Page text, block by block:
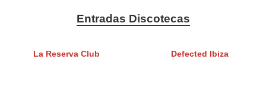
Entradas Discotecas
La Reserva Club Defected Ibiza